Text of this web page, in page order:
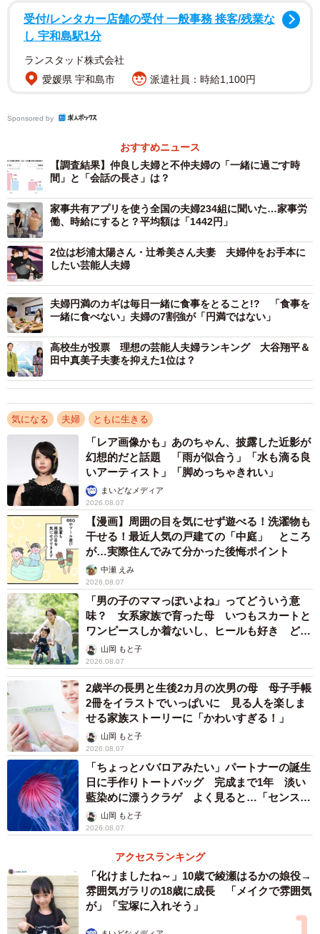
57.0％（16ポイント減）と男女いずれも大きく低下してい
ます。なお、本調査回答者の結婚生活平均年数は35年でし
3/5
離婚を考えたことがある割合（出典：ハルメク 生きかた上手研究所調
べ）
続けて、「離婚を考えたことがある」と答えた割合は全体
の42.2％となり、性年代別では「女性60代」（54.0％）が
最も高くなったほか、21年調査時と比べ、「男性60代」が
36.0％と5ポイント上昇しました。
また、「離婚を考えたきっかけ」について、自由回答で答
（61歳男性）、「自分が正しいと決めつけ、他人の意見を
聞かない」（66歳女性）など、性格や価値観の不一致が多
く挙げられた一方、「給料が少ない」（68歳女性）、「退
職を機に」（60歳女性）といったコメントも見られまし
た。
4/5
仲良しと不仲を分けるのは一緒に過ごす時間と会話の長さ（出典：ハル
メク 生きかた上手研究所調べ）
次に、夫婦満足度別に「一緒に過ごす時間」を比べたとこ
ろ、較すると、平日は仲良し夫婦（夫婦満足度において
「満足」「やや満足」と回答した人）が「226分」であるの
に対して、不仲夫婦（「どちらともいえない」「あまり満
足していない」「満足していない」と回答した人）では
「120分」、休日は仲良し夫婦の「271分」に対して、不仲
夫婦では「153分」と、いずれも2倍弱の差があることがわ
かりました。
同様に「夫婦の会話時間」を比べると、平日は仲良し夫婦
の「137分」に対して、不仲夫婦では「52分」、休日は仲
良し夫婦の「169分」に対して、不仲夫婦では「64分」と
受付/レンタカー店舗の受付 一般事務 接客/残業な
し 宇和島駅1分
ランスタッド株式会社
愛媛県 宇和島市
派遣社員：時給1,100円
Sponsored by
おすすめニュース
【調査結果】仲良し夫婦と不仲夫婦の「一緒に過ごす時
間」と「会話の長さ」は？
家事共有アプリを使う全国の夫婦234組に聞いた…家事労
働、時給にすると？平均額は「1442円」
2位は杉浦太陽さん・辻希美さん夫妻 夫婦仲をお手本に
したい芸能人夫婦
夫婦円満のカギは毎日一緒に食事をとること!? 「食事を
一緒に食べない」夫婦の7割強が「円満ではない」
高校生が投票 理想の芸能人夫婦ランキング 大谷翔平＆
田中真美子夫妻を抑えた1位は？
気になる 夫婦 ともに生きる
「レア画像かも」あのちゃん、披露した近影が
幻想的だと話題 「雨が似合う」「水も滴る良
いアーティスト」「脚めっちゃきれい」
まいどなメディア
2026.08.07
【漫画】周囲の目を気にせず遊べる！洗濯物も
干せる！最近人気の戸建ての「中庭」 ところ
が…実際住んでみて分かった後悔ポイント
中瀬 えみ
2026.08.07
「男の子のママっぽいよね」ってどういう意
味？ 女系家族で育った母 いつもスカートと
ワンピースしか着ないし、ヒールも好き どの
へんが…
山岡 もと子
2026.08.07
2歳半の長男と生後2カ月の次男の母 母子手帳
2冊をイラストでいっぱいに 見る人を楽しま
せる家族ストーリーに「かわいすぎる！」
山岡 もと子
2026.08.07
「ちょっとババロアみたい」パートナーの誕生
日に手作りトートバッグ 完成まで1年 淡い
藍染めに漂うクラゲ よく見ると…「センスす
ごい」山岡 もと子
2026.08.07
アクセスランキング
「化けましたね～」10歳で綾瀬はるかの娘役→
雰囲気ガラリの18歳に成長 「メイクで雰囲気
が」「宝塚に入れそう」